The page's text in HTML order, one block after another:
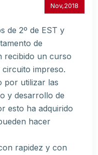
Nov,2018
de 2º de EST y
de
recibido un curso
impreso.
por utilizar las
y desarrollo de
esto ha adquirido
hacer
rapidez y con